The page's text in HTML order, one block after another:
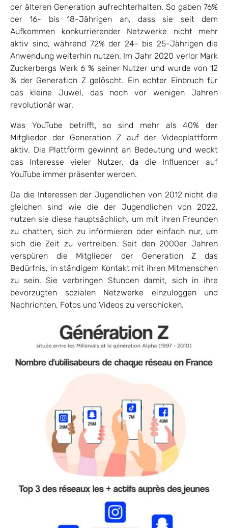
der älteren Generation aufrechterhalten. So gaben 76%
der 16- bis 18-Jährigen an, dass sie seit dem
Aufkommen konkurrierender Netzwerke nicht mehr
aktiv sind, während 72% der 24- bis 25-Jährigen die
Anwendung weiterhin nutzen. Im Jahr 2020 verlor Mark
Zuckerbergs Werk 6 % seiner Nutzer und wurde von 12
% der Generation Z gelöscht. Ein echter Einbruch für
das kleine Juwel, das noch vor wenigen Jahren
revolutionär war.
Was YouTube betrifft, so sind mehr als 40% der
Mitglieder der Generation Z auf der Videoplattform
aktiv. Die Plattform gewinnt an Bedeutung und weckt
das Interesse vieler Nutzer, da die Influencer auf
YouTube immer präsenter werden.
Da die Interessen der Jugendlichen von 2012 nicht die
gleichen sind wie die der Jugendlichen von 2022,
nutzen sie diese hauptsächlich, um mit ihren Freunden
zu chatten, sich zu informieren oder einfach nur, um
sich die Zeit zu vertreiben. Seit den 2000er Jahren
verspüren die Mitglieder der Generation Z das
Bedürfnis, in ständigem Kontakt mit ihren Mitmenschen
zu sein. Sie verbringen Stunden damit, sich in ihre
bevorzugten sozialen Netzwerke einzuloggen und
Nachrichten, Fotos und Videos zu verschicken.